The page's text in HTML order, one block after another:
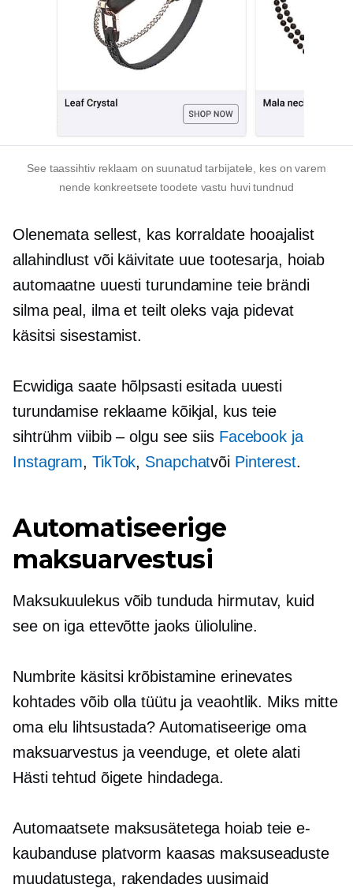
See taassihtiv reklaam on suunatud tarbijatele, kes on varem
nende konkreetsete toodete vastu huvi tundnud
Olenemata sellest, kas korraldate hooajalist
allahindlust või käivitate uue tootesarja, hoiab
automaatne uuesti turundamine teie brändi
silma peal, ilma et teilt oleks vaja pidevat
käsitsi sisestamist.
Ecwidiga saate hõlpsasti esitada uuesti
turundamise reklaame kõikjal, kus teie
sihtrühm viibib – olgu see siis Facebook ja
Instagram, TikTok, Snapchatvõi Pinterest.
Automatiseerige
maksuarvestusi
Maksukuulekus võib tunduda hirmutav, kuid
see on iga ettevõtte jaoks ülioluline.
Numbrite käsitsi krõbistamine erinevates
kohtades võib olla tüütu javeaohtlik. Miks mitte
oma elu lihtsustada? Automatiseerige oma
maksuarvestus ja veenduge, et olete alati
Hästi tehtud õigete hindadega.
Automaatsete maksusätetega hoiab teie e-
kaubanduse platvorm kaasas maksuseaduste
muudatustega, rakendades uusimaid